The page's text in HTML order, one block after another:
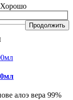
Хорошо
Продолжить
алоэ вера 99%